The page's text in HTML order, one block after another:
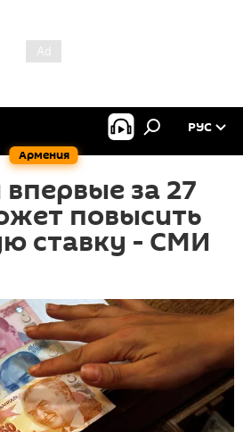
Армения
РУС
за 27
повысить
ставку - СМИ